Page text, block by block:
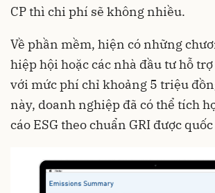
CP thì chi phí sẽ không nhiều.
Về phần mềm, hiện có những
hiệp hội hoặc các nhà đầu tư hỗ
với mức phí chỉ khoảng 5 triệu
này, doanh nghiệp đã có thể tích
cáo ESG theo chuẩn GRI được